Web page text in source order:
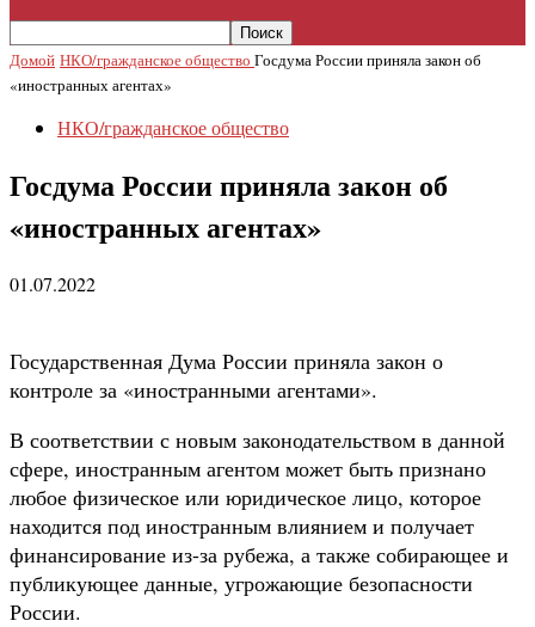
Домой НКО/гражданское общество Госдума России приняла закон об
«иностранных агентах»
НКО/гражданское общество
Госдума России приняла закон об
«иностранных агентах»
01.07.2022
Государственная Дума России приняла закон о
контроле за «иностранными агентами».
В соответствии с новым законодательством в данной
сфере, иностранным агентом может быть признано
любое физическое или юридическое лицо, которое
находится под иностранным влиянием и получает
финансирование из-за рубежа, а также собирающее и
публикующее данные, угрожающие безопасности
России.